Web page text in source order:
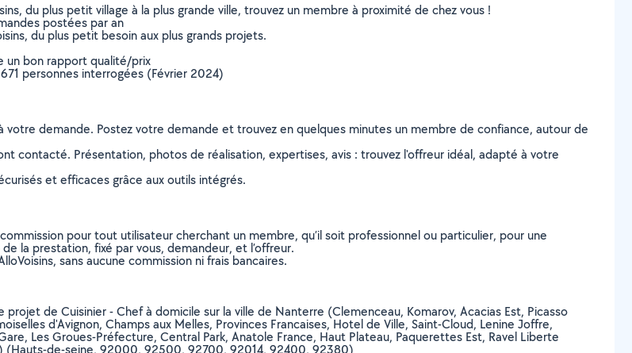
du plus petit village à la plus grande ville, trouvez un membre à proximité de chez vous !
postées par an
du plus petit besoin aux plus grands projets.
un bon rapport qualité/prix
personnes interrogées (Février 2024)
demande. Postez votre demande et trouvez en quelques minutes un membre de confiance, autour de
contacté. Présentation, photos de réalisation, expertises, avis : trouvez l'offreur idéal, adapté à votre
et efficaces grâce aux outils intégrés.
pour tout utilisateur cherchant un membre, qu’il soit professionnel ou particulier, pour une
la prestation, fixé par vous, demandeur, et l’offreur.
sans aucune commission ni frais bancaires.
de Cuisinier - Chef à domicile sur la ville de Nanterre (Clemenceau, Komarov, Acacias Est, Picasso
d'Avignon, Champs aux Melles, Provinces Francaises, Hotel de Ville, Saint-Cloud, Lenine Joffre,
Les Groues-Préfecture, Central Park, Anatole France, Haut Plateau, Paquerettes Est, Ravel Liberte
(Hauts-de-seine, 92000, 92500, 92700, 92014, 92400, 92380)